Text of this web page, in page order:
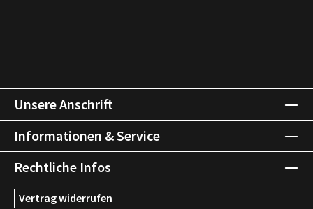
Unsere Anschrift
Informationen & Service
Rechtliche Infos
Vertrag widerrufen